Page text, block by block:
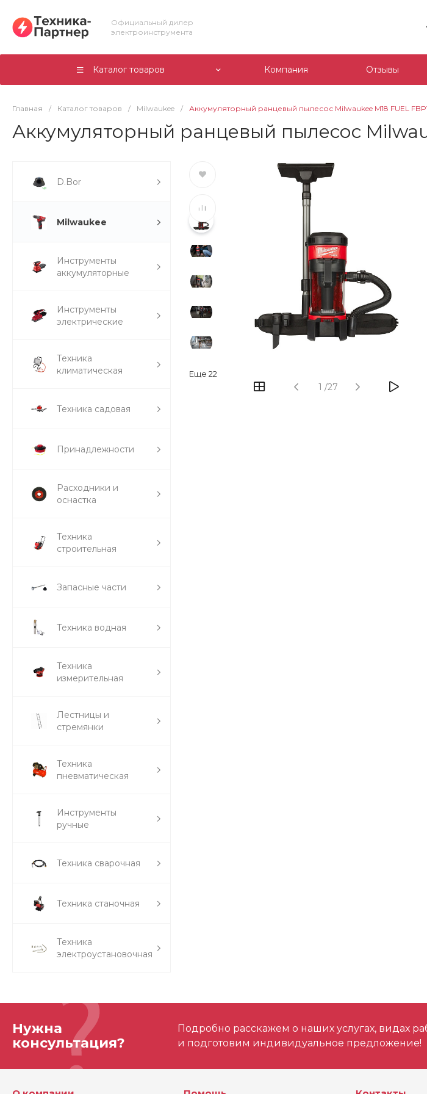
Официальный дилер
электроинструмента
Каталог товаров Компания Отзывы
Главная / Каталог товаров / Milwaukee / Аккумуляторный ранцевый пылесос Milwaukee M18 FUEL
Аккумуляторный ранцевый пылесос
D.Bor
Milwaukee
Инструменты
аккумуляторные
Инструменты
электрические
Техника
климатическая
Техника садовая
Принадлежности
Расходники и
оснастка
Техника
строительная
Запасные части
Техника водная
Техника
измерительная
Лестницы и
стремянки
Техника
пневматическая
Инструменты
ручные
Техника сварочная
Техника станочная
Техника
электроустановочная
Еще 22
1 /27
Нужна
консультация?
Подробно расскажем о наших услугах, видах
и подготовим индивидуальное предложение!